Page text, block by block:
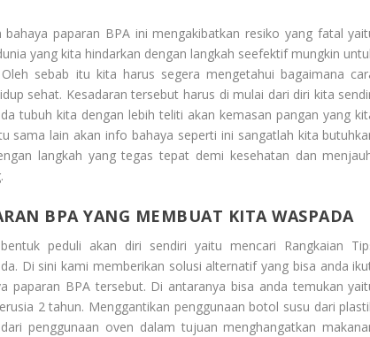
paparan BPA ini mengakibatkan resiko yang fatal
yang kita hindarkan dengan langkah seefektif mungkin
sebab itu kita harus segera mengetahui bagaimana
sehat. Kesadaran tersebut harus di mulai dari diri kita
tubuh kita dengan lebih teliti akan kemasan pangan yang
sama lain akan info bahaya seperti ini sangatlah kita
langkah yang tegas tepat demi kesehatan dan
BPA YANG MEMBUAT KITA WASPADA
peduli akan diri sendiri yaitu mencari Rangkaian
. Di sini kami memberikan solusi alternatif yang bisa anda
paparan BPA tersebut. Di antaranya bisa anda temukan
2 tahun. Menggantikan penggunaan botol susu dari
penggunaan oven dalam tujuan menghangatkan